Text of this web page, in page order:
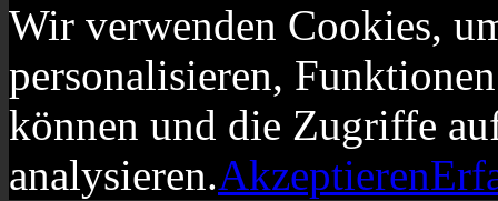
Wir verwenden Cookies,
personalisieren,
können und die Zugriffe
analysieren.Akzeptieren